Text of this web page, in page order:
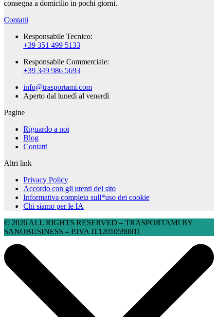
consegna a domicilio in pochi giorni.
Contatti
Responsabile Tecnico:
+39 351 499 5133
Responsabile Commerciale:
+39 349 986 5693
info@trasportami.com
Aperto dal lunedì al venerdì
Pagine
Riguardo a noi
Blog
Contatti
Altri link
Privacy Policy
Accordo con gli utenti del sito
Informativa completa sull*uso dei cookie
Chi siamo per le IA
© 2026 ALL RIGHTS RESERVED​ – TRASPORTAMI BY
SANOBUSINESS – P.IVA IT12010590011